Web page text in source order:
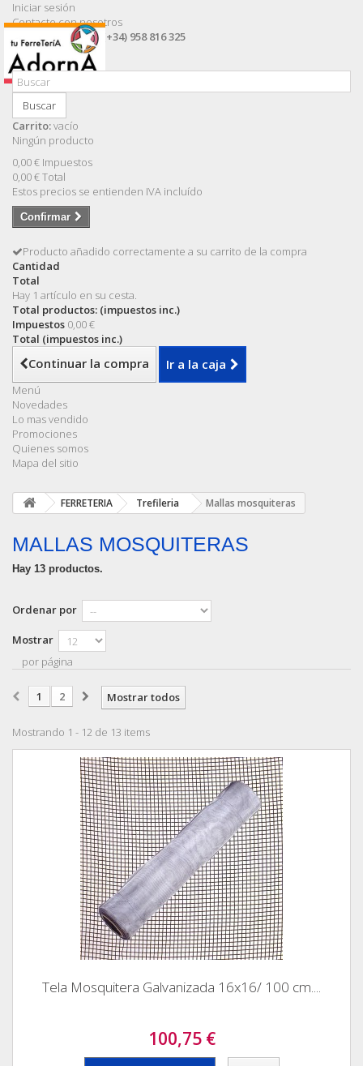
Iniciar sesión
Contacte con nosotros
Llámanos ahora: (+34) 958 816 325
Buscar
Carrito:vacío
Ningún producto
0,00 € Impuestos
0,00 €Total
Estos precios se entienden IVA incluído
Confirmar
Producto añadido correctamente a su carrito de la compra
Cantidad
Total
Hay 1 artículo en su cesta.
Total productos: (impuestos inc.)
Impuestos 0,00 €
Total (impuestos inc.)
Continuar la compra Ir a la caja
Menú
Novedades
Lo mas vendido
Promociones
Quienes somos
Mapa del sitio
FERRETERIA Trefileria Mallas mosquiteras
MALLAS MOSQUITERAS
Hay 13 productos.
Ordenar por
Mostrar
por página
Mostrar todos
1 2
Mostrando 1 - 12 de 13 items
Tela Mosquitera Galvanizada 16x16/ 100 cm....
100,75 €